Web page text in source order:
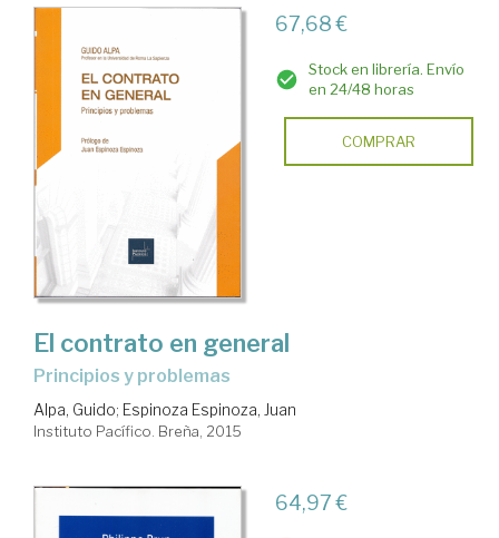
67,68 €
Stock en librería. Envío
en 24/48 horas
COMPRAR
El contrato en general
principios y problemas
Alpa, Guido; Espinoza Espinoza, Juan
Instituto Pacífico. Breña, 2015
64,97 €